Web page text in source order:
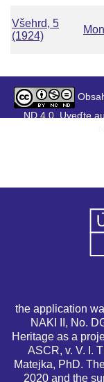
Všehrd, 5
(1924)
ND 4.0. Uveďte
the application
NAKI II, No.
Heritage as a
ASCR, v. V. I.
Matejka, PhD.
2020 and the